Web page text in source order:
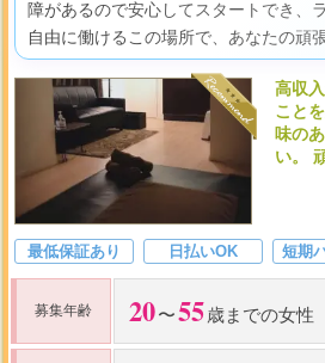
障があるので安心してスタートでき、
自由に働けるこの場所で、あなたの頑
分らしく輝く喜びをきっと見つけられ
高収
こと
味の
い。
最低保証あり 日払いOK 短期
募集年齢 20〜55歳までの女性